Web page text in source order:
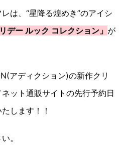
は、“星降る煌めき”のアイシ
リデー ルック コレクション」 が
アディクション)の新作クリ
ット通販サイトの先行予約日
します！！
。